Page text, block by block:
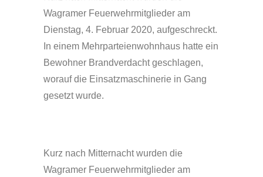
Wagramer Feuerwehrmitglieder am
Dienstag, 4. Februar 2020, aufgeschreckt.
In einem Mehrparteienwohnhaus hatte ein
Bewohner Brandverdacht geschlagen,
worauf die Einsatzmaschinerie in Gang
gesetzt wurde.
Kurz nach Mitternacht wurden die
Wagramer Feuerwehrmitglieder am